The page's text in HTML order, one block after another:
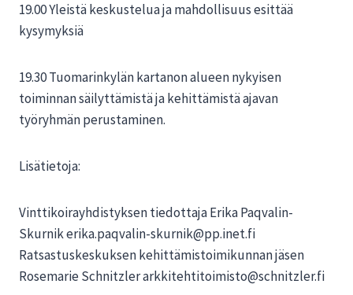
19.00 Yleistä keskustelua ja mahdollisuus esittää
kysymyksiä
19.30 Tuomarinkylän kartanon alueen nykyisen
toiminnan säilyttämistä ja kehittämistä ajavan
työryhmän perustaminen.
Lisätietoja:
Vinttikoirayhdistyksen tiedottaja Erika Paqvalin-
Skurnik erika.paqvalin-skurnik@pp.inet.fi
Ratsastuskeskuksen kehittämistoimikunnan jäsen
Rosemarie Schnitzler arkkitehtitoimisto@schnitzler.fi